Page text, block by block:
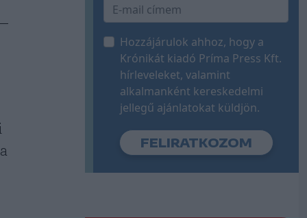
Hozzájárulok ahhoz, hogy a
Krónikát kiadó Príma Press Kft.
hírleveleket, valamint
alkalmanként kereskedelmi
jellegű ajánlatokat küldjön.